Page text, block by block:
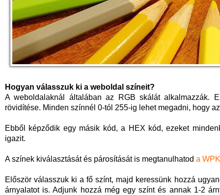
Hogyan válasszuk ki a weboldal színeit?
A weboldalaknál általában az RGB skálát alkalmazzák.
rövidítése. Minden színnél 0-tól 255-ig lehet megadni, hogy
Ebből képződik egy másik kód, a HEX kód, ezeket
igazit.
A színek kiválasztását és párosítását is megtanulhatod a
Először válasszuk ki a fő színt, majd keressünk hozzá
árnyalatot is. Adjunk hozzá még egy színt és annak 1-2